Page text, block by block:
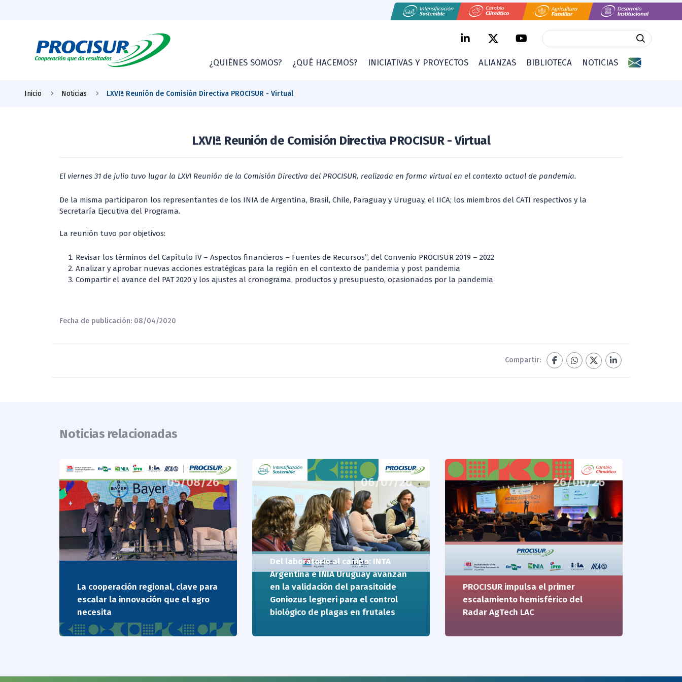
¿QUIÉNES SOMOS? ¿QUÉ HACEMOS? INICIATIVAS Y PROYECTOS ALIANZAS BIBLIOTECA NOTICIAS
Inicio Noticias LXVIª Reunión de Comisión Directiva PROCISUR - Virtual
LXVIª Reunión de Comisión Directiva PROCISUR - Virtual
El viernes 31 de julio tuvo lugar la LXVI Reunión de la Comisión Directiva del PROCISUR, realizada en forma virtual en el contexto actual de pandemia.
De la misma participaron los representantes de los INIA de Argentina, Brasil, Chile, Paraguay y Uruguay, el IICA; los miembros del CATI respectivos y la
Secretaría Ejecutiva del Programa.
La reunión tuvo por objetivos:
Revisar los términos del Capítulo IV – Aspectos financieros – Fuentes de Recursos”, del Convenio PROCISUR 2019 – 2022
Analizar y aprobar nuevas acciones estratégicas para la región en el contexto de pandemia y post pandemia
Compartir el avance del PAT 2020 y los ajustes al cronograma, productos y presupuesto, ocasionados por la pandemia
Fecha de publicación: 08/04/2020
Compartir:
Noticias relacionadas
05/08/26
La cooperación regional, clave para
escalar la innovación que el agro
necesita
06/07/26
Del laboratorio al campo: INTA
Argentina e INIA Uruguay avanzan
en la validación del parasitoide
Goniozus legneri para el control
biológico de plagas en frutales
26/06/26
PROCISUR impulsa el primer
escalamiento hemisférico del
Radar AgTech LAC